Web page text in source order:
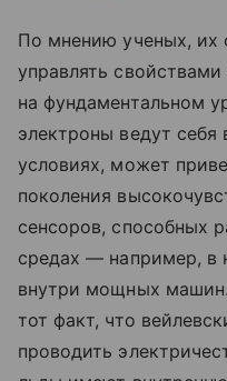
По мнению ученых, их
управлять
на фундаментальном
электроны ведут себя
условиях, может
поколения
сенсоров, способных
средах — например, в
внутри мощных
тот факт, что
проводить